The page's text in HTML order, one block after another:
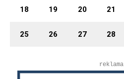
18 19 20 21
25 26 27 28
reklama